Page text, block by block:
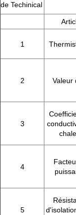
de Techinical
1
2 Valeur
3
4
5